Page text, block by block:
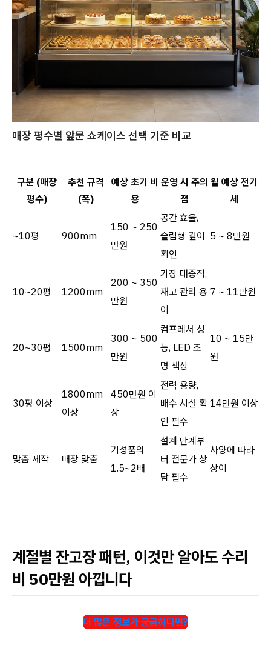
매장 평수별 앞문 쇼케이스 선택 기준 비교
구분 (매장
평수)
추천 규격
(폭)
예상 초기 비
용
운영 시 주의
점
월 예상 전기
세
~10평 900mm
150 ~ 250
만원
공간 효율,
슬림형 깊이
확인
5 ~ 8만원
10~20평 1200mm
200 ~ 350
만원
가장 대중적,
재고 관리 용
이
7 ~ 11만원
20~30평 1500mm
300 ~ 500
만원
컴프레서 성
능, LED 조
명 색상
10 ~ 15만
원
30평 이상
1800mm
이상
450만원 이
상
전력 용량,
배수 시설 확
인 필수
14만원 이상
맞춤 제작 매장 맞춤
기성품의
1.5~2배
설계 단계부
터 전문가 상
담 필수
사양에 따라
상이
계절별 잔고장 패턴, 이것만 알아도 수리
비 50만원 아낍니다
더 많은 정보가 궁금하다면?